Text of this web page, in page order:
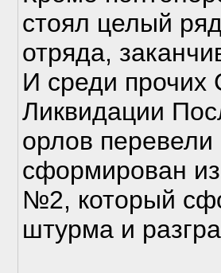
стоял целый
отряда,
И среди
Ликвидации
орлов
сформирован
№2, который
штурма и